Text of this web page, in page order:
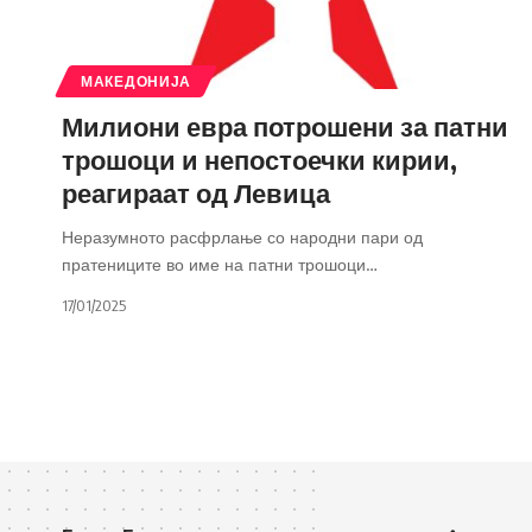
МАКЕДОНИЈА
Милиони евра потрошени за патни
трошоци и непостоечки кирии,
реагираат од Левица
Неразумното расфрлање со народни пари од
пратениците во име на патни трошоци…
17/01/2025